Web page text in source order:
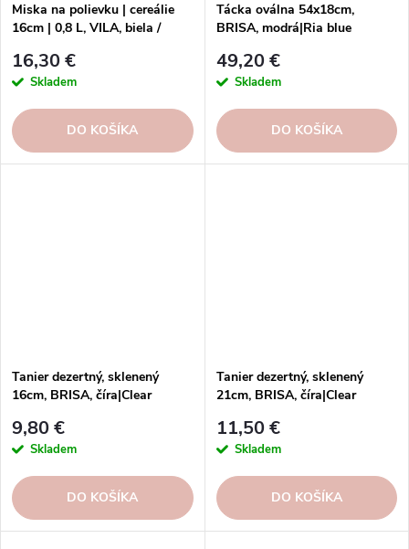
Miska na polievku | cereálie
16cm | 0,8 L, VILA, biela /
16,30 €
Skladem
DO KOŠÍKA
Tácka oválna 54x18cm,
BRISA, modrá|Ria blue
49,20 €
Skladem
DO KOŠÍKA
Tanier dezertný, sklenený
16cm, BRISA, číra|Clear
9,80 €
Skladem
DO KOŠÍKA
Tanier dezertný, sklenený
21cm, BRISA, číra|Clear
11,50 €
Skladem
DO KOŠÍKA